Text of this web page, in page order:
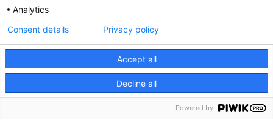
CGTCatalunya
cgtcatalunya
Desenvolupat per
Analytics
Accept all
Decline all
Consent details Privacy policy
Powered by